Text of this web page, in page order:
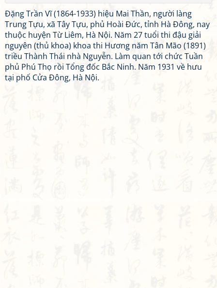
Đặng Trần Vĩ (1864-1933) hiệu Mai Thần, người làng
Trung Tựu, xã Tây Tựu, phủ Hoài Đức, tỉnh Hà Đông, nay
thuộc huyện Từ Liêm, Hà Nội. Năm 27 tuổi thi đậu giải
nguyên (thủ khoa) khoa thi Hương năm Tân Mão (1891)
triều Thành Thái nhà Nguyễn. Làm quan tới chức Tuần
phủ Phú Thọ rồi Tổng đốc Bắc Ninh. Năm 1931 về hưu
tại phố Cửa Đông, Hà Nội.